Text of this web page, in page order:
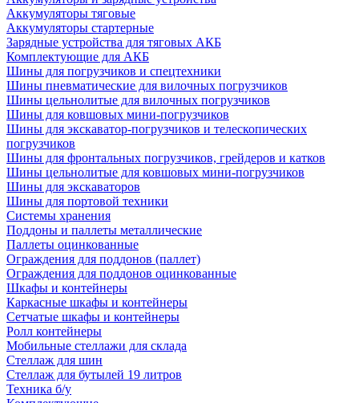
Аккумуляторы тяговые
Аккумуляторы стартерные
Зарядные устройства для тяговых АКБ
Комплектующие для АКБ
Шины для погрузчиков и спецтехники
Шины пневматические для вилочных погрузчиков
Шины цельнолитые для вилочных погрузчиков
Шины для ковшовых мини-погрузчиков
Шины для экскаватор-погрузчиков и телескопических
погрузчиков
Шины для фронтальных погрузчиков, грейдеров и катков
Шины цельнолитые для ковшовых мини-погрузчиков
Шины для экскаваторов
Шины для портовой техники
Системы хранения
Поддоны и паллеты металлические
Паллеты оцинкованные
Ограждения для поддонов (паллет)
Ограждения для поддонов оцинкованные
Шкафы и контейнеры
Каркасные шкафы и контейнеры
Сетчатые шкафы и контейнеры
Ролл контейнеры
Мобильные стеллажи для склада
Стеллаж для шин
Стеллаж для бутылей 19 литров
Техника б/у